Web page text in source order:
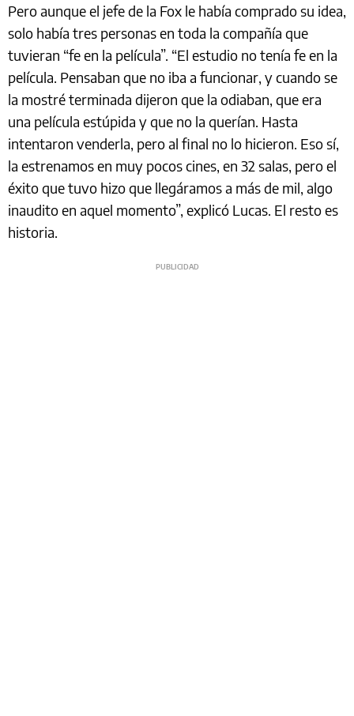
Pero aunque el jefe de la Fox le había comprado su idea,
solo había tres personas en toda la compañía que
tuvieran “fe en la película”. “El estudio no tenía fe en la
película. Pensaban que no iba a funcionar, y cuando se
la mostré terminada dijeron que la odiaban, que era
una película estúpida y que no la querían. Hasta
intentaron venderla, pero al final no lo hicieron. Eso sí,
la estrenamos en muy pocos cines, en 32 salas, pero el
éxito que tuvo hizo que llegáramos a más de mil, algo
inaudito en aquel momento”, explicó Lucas. El resto es
historia.